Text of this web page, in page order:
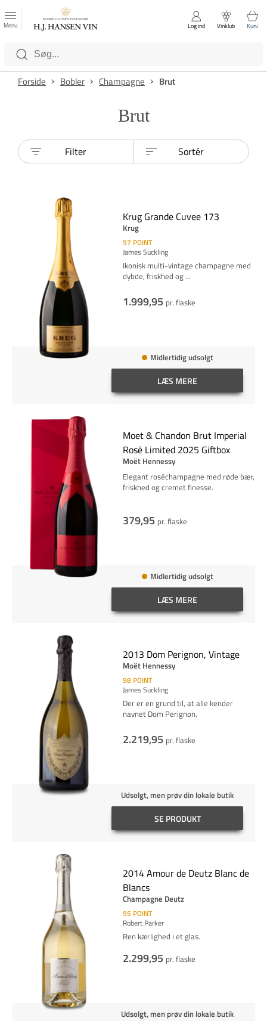
Luk
Kategorier
Menu Log ind Vinklub Kurv
Forside Bobler Champagne Brut
Brut
Filter Sortér
Krug Grande Cuvee 173
Krug
97 POINT
James Suckling
Ikonisk multi-vintage champagne med
dybde, friskhed og ...
1.999,95 pr. flaske
Midlertidig udsolgt
LÆS MERE
Moet & Chandon Brut Imperial
Rosé Limited 2025 Giftbox
Moët Hennessy
Elegant roséchampagne med røde bær,
friskhed og cremet finesse.
379,95 pr. flaske
Midlertidig udsolgt
LÆS MERE
2013 Dom Perignon, Vintage
Moët Hennessy
98 POINT
James Suckling
Der er en grund til, at alle kender
navnet Dom Perignon.
2.219,95 pr. flaske
Udsolgt, men prøv din lokale butik
SE PRODUKT
2014 Amour de Deutz Blanc de
Blancs
Champagne Deutz
95 POINT
Robert Parker
Ren kærlighed i et glas.
2.299,95 pr. flaske
Udsolgt, men prøv din lokale butik